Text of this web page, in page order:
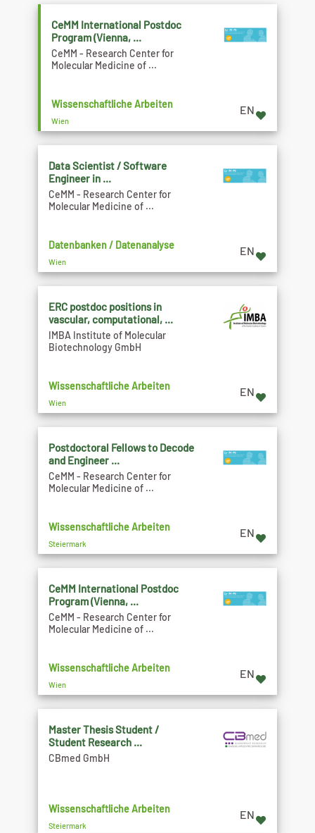
CeMM International Postdoc
Program (Vienna, ...
CeMM - Research Center for
Molecular Medicine of ...
Wissenschaftliche Arbeiten
Wien
EN
Data Scientist / Software
Engineer in ...
CeMM - Research Center for
Molecular Medicine of ...
Datenbanken / Datenanalyse
Wien
EN
ERC postdoc positions in
vascular, computational, ...
IMBA Institute of Molecular
Biotechnology GmbH
Wissenschaftliche Arbeiten
Wien
EN
Postdoctoral Fellows to Decode
and Engineer ...
CeMM - Research Center for
Molecular Medicine of ...
Wissenschaftliche Arbeiten
Steiermark
EN
CeMM International Postdoc
Program (Vienna, ...
CeMM - Research Center for
Molecular Medicine of ...
Wissenschaftliche Arbeiten
Wien
EN
Master Thesis Student /
Student Research ...
CBmed GmbH
Wissenschaftliche Arbeiten
Steiermark
EN